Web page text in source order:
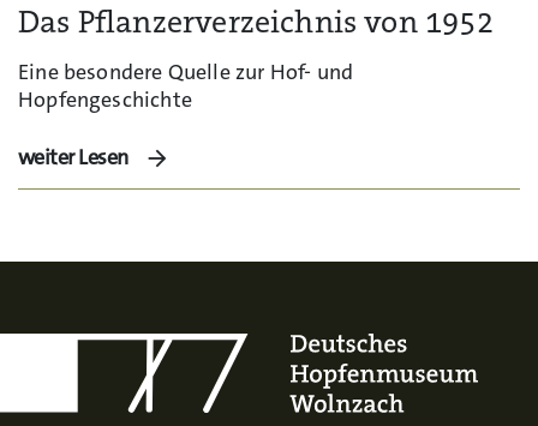
Das Pflanzerverzeichnis von 1952
Eine besondere Quelle zur Hof- und
Hopfengeschichte
weiter Lesen